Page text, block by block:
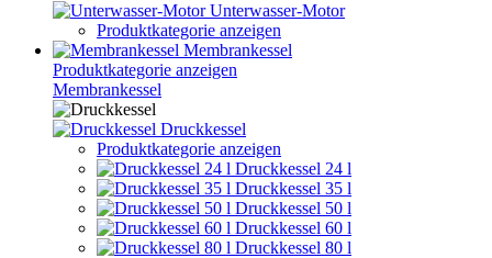
Unterwasser-Motor
Produktkategorie anzeigen
Membrankessel
Produktkategorie anzeigen
Membrankessel
Druckkessel
Produktkategorie anzeigen
Druckkessel 24 l
Druckkessel 35 l
Druckkessel 50 l
Druckkessel 60 l
Druckkessel 80 l